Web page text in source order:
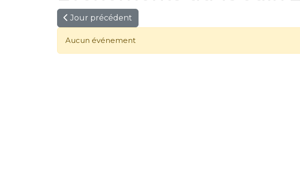
Jour précédent
Aucun événement